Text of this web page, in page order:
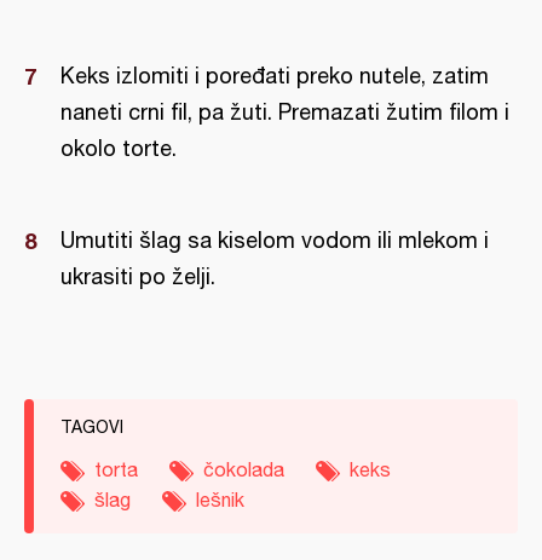
Keks izlomiti i poređati preko nutele, zatim
naneti crni fil, pa žuti. Premazati žutim filom i
okolo torte.
Umutiti šlag sa kiselom vodom ili mlekom i
ukrasiti po želji.
TAGOVI
torta čokolada
keks
šlag
lešnik